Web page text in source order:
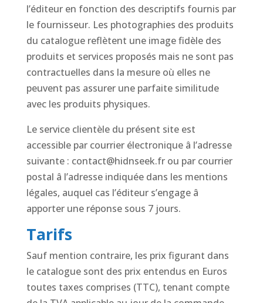
l’éditeur en fonction des descriptifs fournis par
le fournisseur. Les photographies des produits
du catalogue reflètent une image fidèle des
produits et services proposés mais ne sont pas
contractuelles dans la mesure où elles ne
peuvent pas assurer une parfaite similitude
avec les produits physiques.
Le service clientèle du présent site est
accessible par courrier électronique â l’adresse
suivante : contact@hidnseek.fr ou par courrier
postal â l’adresse indiquée dans les mentions
légales, auquel cas l’éditeur s’engage â
apporter une réponse sous 7 jours.
Tarifs
Sauf mention contraire, les prix figurant dans
le catalogue sont des prix entendus en Euros
toutes taxes comprises (TTC), tenant compte